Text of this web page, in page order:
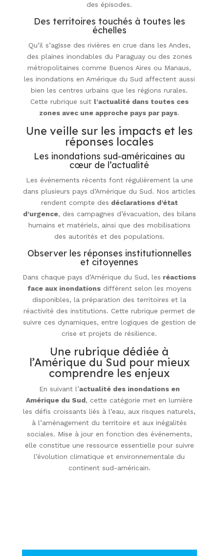
des épisodes.
Des territoires touchés à toutes les
échelles
Qu’il s’agisse des rivières en crue dans les Andes,
des plaines inondables du Paraguay ou des zones
métropolitaines comme Buenos Aires ou Manaus,
les inondations en Amérique du Sud affectent aussi
bien les centres urbains que les régions rurales.
Cette rubrique suit l’actualité dans toutes ces
zones avec une approche pays par pays.
Une veille sur les impacts et les
réponses locales
Les inondations sud-américaines au
cœur de l’actualité
Les événements récents font régulièrement la une
dans plusieurs pays d’Amérique du Sud. Nos articles
rendent compte des déclarations d’état
d’urgence, des campagnes d’évacuation, des bilans
humains et matériels, ainsi que des mobilisations
des autorités et des populations.
Observer les réponses institutionnelles
et citoyennes
Dans chaque pays d’Amérique du Sud, les réactions
face aux inondationsdiffèrent selon les moyens
disponibles, la préparation des territoires et la
réactivité des institutions. Cette rubrique permet de
suivre ces dynamiques, entre logiques de gestion de
crise et projets de résilience.
Une rubrique dédiée à
l’Amérique du Sud pour mieux
comprendre les enjeux
En suivant l’actualité des inondations en
Amérique du Sud, cette catégorie met en lumière
les défis croissants liés à l’eau, aux risques naturels,
à l’aménagement du territoire et aux inégalités
sociales. Mise à jour en fonction des événements,
elle constitue une ressource essentielle pour suivre
l’évolution climatique et environnementale du
continent sud-américain.